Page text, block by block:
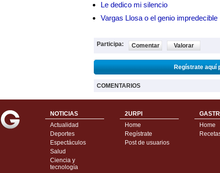
Le dedico mi silencio
Vargas Llosa o el genio impredecible
Participa: Comentar Valorar
Regístrate aquí
COMENTARIOS
NOTICIAS
Actualidad
Deportes
Espectáculos
Salud
Ciencia y
tecnología
2URPI
Home
Regístrate
Post de usuarios
Home